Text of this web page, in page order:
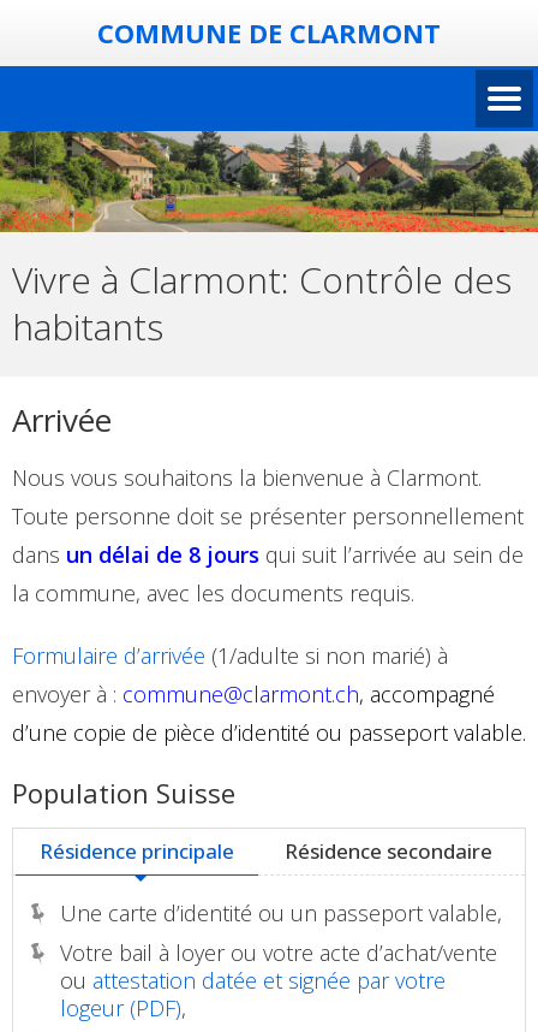
COMMUNE DE CLARMONT
Vivre à Clarmont: Contrôle des
habitants
Arrivée
Nous vous souhaitons la bienvenue à Clarmont.
Toute personne doit se présenter personnellement
dans un délai de 8 jours qui suit l’arrivée au sein de
la commune, avec les documents requis.
Formulaire d’arrivée (1/adulte si non marié) à
envoyer à : commune@clarmont.ch, accompagné
d’une copie de pièce d’identité ou passeport valable.
Population Suisse
Résidence principale Résidence secondaire
Une carte d’identité ou un passeport valable,
Votre bail à loyer ou votre acte d’achat/vente
ou attestation datée et signée par votre
logeur (PDF),